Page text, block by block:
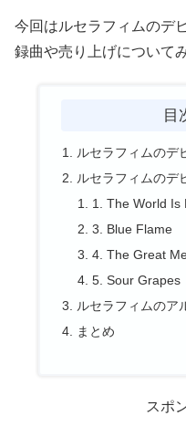
今回はルセラフィムのデ
録曲や売り上げについて
目
ルセラフィムのデ
ルセラフィムのデ
1. The World Is
3. Blue Flame
4. The Great
5. Sour Grapes
ルセラフィムのア
まとめ
スポ